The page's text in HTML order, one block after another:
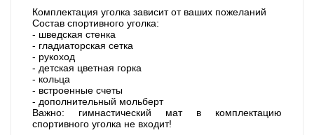
Комплектация уголка зависит от ваших пожеланий
Состав спортивного уголка:
- шведская стенка
- гладиаторская сетка
- рукоход
- детская цветная горка
- кольца
- встроенные счеты
- дополнительный мольберт
Важно: гимнастический мат в комплектацию
спортивного уголка не входит!